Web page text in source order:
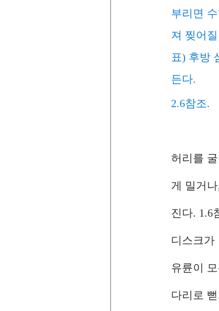
부리면
져 찢어
표) 후방
든다.
2.6참조.
허리를
게 밀거
진다. 1.6
디스크가
유륜이
다리로